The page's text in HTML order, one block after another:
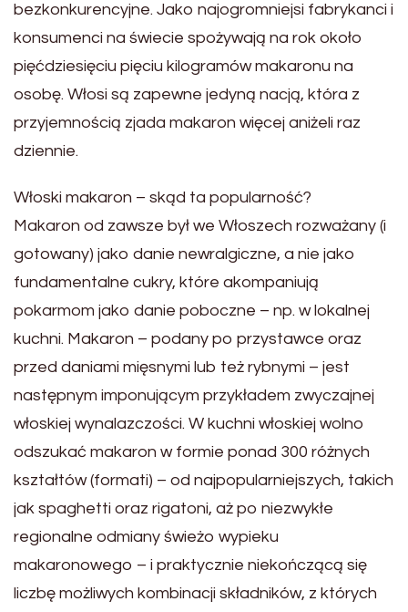
bezkonkurencyjne. Jako najogromniejsi fabrykanci i
konsumenci na świecie spożywają na rok około
pięćdziesięciu pięciu kilogramów makaronu na
osobę. Włosi są zapewne jedyną nacją, która z
przyjemnością zjada makaron więcej aniżeli raz
dziennie.
Włoski makaron – skąd ta popularność?
Makaron od zawsze był we Włoszech rozważany (i
gotowany) jako danie newralgiczne, a nie jako
fundamentalne cukry, które akompaniują
pokarmom jako danie poboczne – np. w lokalnej
kuchni. Makaron – podany po przystawce oraz
przed daniami mięsnymi lub też rybnymi – jest
następnym imponującym przykładem zwyczajnej
włoskiej wynalazczości. W kuchni włoskiej wolno
odszukać makaron w formie ponad 300 różnych
kształtów (formati) – od najpopularniejszych, takich
jak spaghetti oraz rigatoni, aż po niezwykłe
regionalne odmiany świeżo wypieku
makaronowego – i praktycznie niekończącą się
liczbę możliwych kombinacji składników, z których